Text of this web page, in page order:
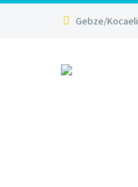
Gebze/Kocaeli